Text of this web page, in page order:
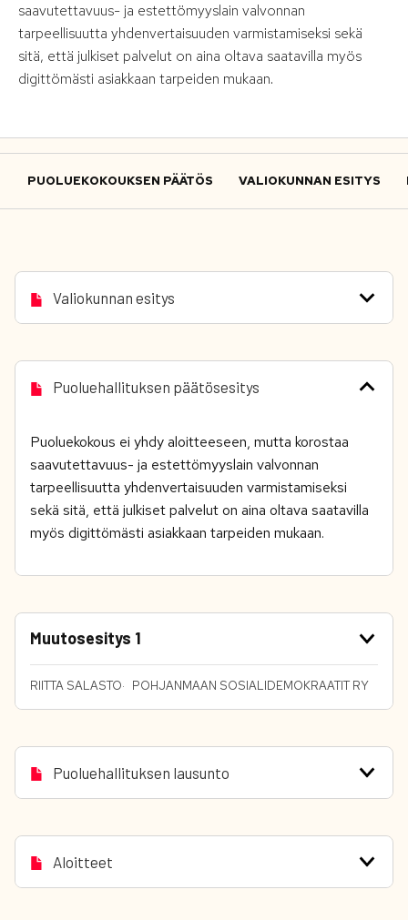
saavutettavuus- ja estettömyyslain valvonnan
tarpeellisuutta yhdenvertaisuuden varmistamiseksi sekä
sitä, että julkiset palvelut on aina oltava saatavilla myös
digittömästi asiakkaan tarpeiden mukaan.
PUOLUEKOKOUKSEN PÄÄTÖS VALIOKUNNAN ESITYS
Valiokunnan esitys
Puoluehallituksen päätösesitys
Puoluekokous ei yhdy aloitteeseen, mutta korostaa
saavutettavuus- ja estettömyyslain valvonnan
tarpeellisuutta yhdenvertaisuuden varmistamiseksi
sekä sitä, että julkiset palvelut on aina oltava saatavilla
myös digittömästi asiakkaan tarpeiden mukaan.
Muutosesitys 1
RIITTA SALASTO POHJANMAAN SOSIALIDEMOKRAATIT RY
Puoluehallituksen lausunto
Aloitteet